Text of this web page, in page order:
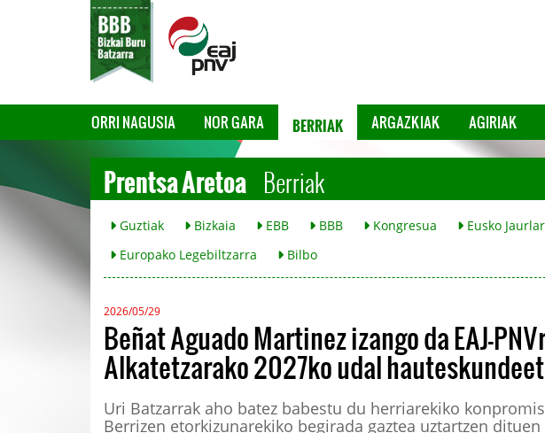
ORRI NAGUSIA NOR GARA BERRIAK ARGAZKIAK AGIRIAK
Prentsa Aretoa Berriak
Guztiak Bizkaia EBB BBB Kongresua Eusko
Europako Legebiltzarra
Bilbo
2026/05/29
Beñat Aguado Martinez izango da EAJ-
Alkatetzarako 2027ko udal
Uri Batzarrak aho batez babestu du herriarekiko
Berrizen etorkizunarekiko begirada gaztea uztartzen dituen